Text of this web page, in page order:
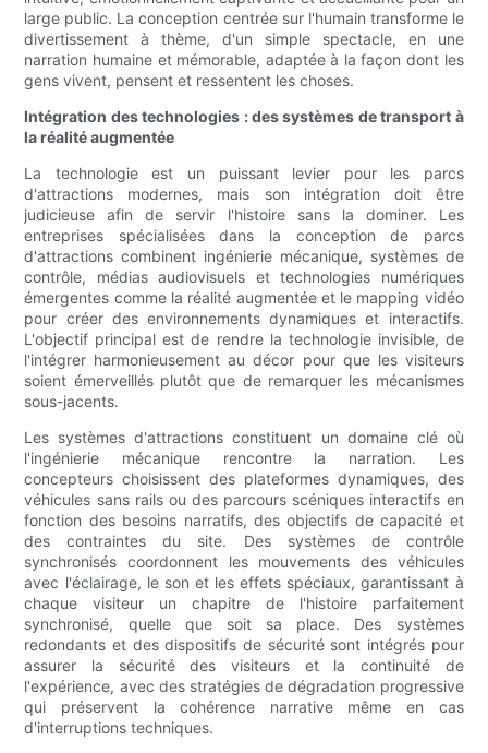
large public. La conception centrée sur l'humain transforme le
divertissement à thème, d'un simple spectacle, en une
narration humaine et mémorable, adaptée à la façon dont les
gens vivent, pensent et ressentent les choses.
Intégration des technologies : des systèmes de transport à
la réalité augmentée
La technologie est un puissant levier pour les parcs
d'attractions modernes, mais son intégration doit être
judicieuse afin de servir l'histoire sans la dominer. Les
entreprises spécialisées dans la conception de parcs
d'attractions combinent ingénierie mécanique, systèmes de
contrôle, médias audiovisuels et technologies numériques
émergentes comme la réalité augmentée et le mapping vidéo
pour créer des environnements dynamiques et interactifs.
L'objectif principal est de rendre la technologie invisible, de
l'intégrer harmonieusement au décor pour que les visiteurs
soient émerveillés plutôt que de remarquer les mécanismes
sous-jacents.
Les systèmes d'attractions constituent un domaine clé où
l'ingénierie mécanique rencontre la narration. Les
concepteurs choisissent des plateformes dynamiques, des
véhicules sans rails ou des parcours scéniques interactifs en
fonction des besoins narratifs, des objectifs de capacité et
des contraintes du site. Des systèmes de contrôle
synchronisés coordonnent les mouvements des véhicules
avec l'éclairage, le son et les effets spéciaux, garantissant à
chaque visiteur un chapitre de l'histoire parfaitement
synchronisé, quelle que soit sa place. Des systèmes
redondants et des dispositifs de sécurité sont intégrés pour
assurer la sécurité des visiteurs et la continuité de
l'expérience, avec des stratégies de dégradation progressive
qui préservent la cohérence narrative même en cas
d'interruptions techniques.